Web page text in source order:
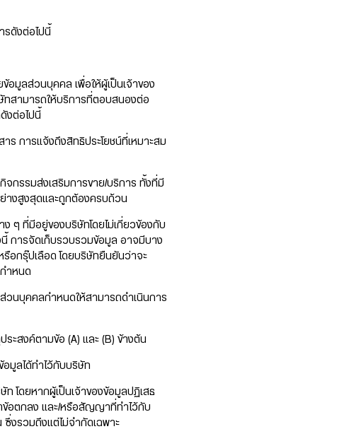
รดังต่อไปนี้
อมูลส่วนบุคคล เพื่อให้ผู้เป็นเจ้าของ
ทสามารถให้บริการที่ตอบสนองต่อ
งต่อไปนี้
ร การแจ้งถึงสิทธิประโยชน์ที่เหมาะสม
กรรมส่งเสริมการขาย/บริการ ทั้งที่มี
างสูงสุดและถูกต้องครบถ้วน
ๆ ที่มีอยู่ของบริษัทโดยไม่เกี่ยวข้องกับ
การจัดเก็บรวบรวมข้อมูล อาจมีบาง
รือกรุ๊ปเลือด โดยบริษัทยืนยันว่าจะ
ำหนด
วนบุคคลกำหนดให้สามารถดำเนินการ
ะสงค์ตามข้อ (A) และ (B) ข้างต้น
มูลได้ทำไว้กับบริษัท
โดยหากผู้เป็นเจ้าของข้อมูลปฏิเสธ
ข้อตกลง และ/หรือสัญญาที่ทำไว้กับ
งรวมถึงแต่ไม่จำกัดเฉพาะ